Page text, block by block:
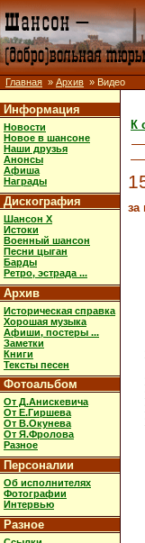
Главная » Архив » Видео
Информация
Новости
Новое в шансоне
Наши друзья
Анонсы
Афиша
Награды
Дискография
Шансон X
Истоки
Военный шансон
Песни цыган
Барды
Ретро, эстрада ...
Архив
Историческая справка
Хорошая музыка
Афиши, постеры ...
Заметки
Книги
Тексты песен
Фотоальбом
От Д.Анискевича
От Е.Гиршева
От В.Окунева
От Я.Фролова
Разное
Персоналии
Об исполнителях
Фотографии
Интервью
Разное
К
за